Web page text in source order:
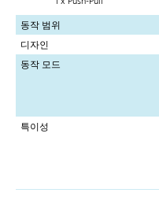
동작 범위
디자인
동작 모드
특이성